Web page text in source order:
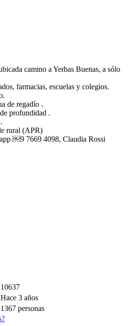
camino a Yerbas Buenas, a sólo
farmacias, escuelas y colegios.
de regadío .
profundidad .
rural (APR)
￼⁨9 7669 4098⁩, Claudia Rossi
10637
Hace 3 años
1367 personas